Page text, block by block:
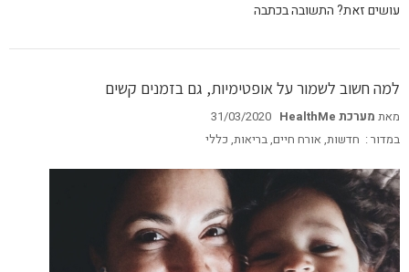
עושים זאת? התשובה בכתבה
למה חשוב לשמור על אופטימיות, גם בזמנים קשים
מאת מערכת HealthMe
31/03/2020
במדור : חדשות, אורח חיים,בריאות, כללי